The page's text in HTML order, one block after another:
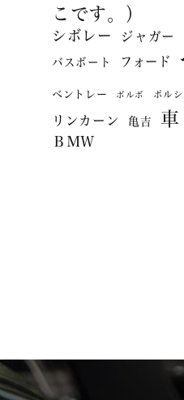
こです。）
シボレー ジャガー
バスボート フォード
ベントレー ボルボ ポルシ
リンカーン 亀吉 車
ＢＭＷ